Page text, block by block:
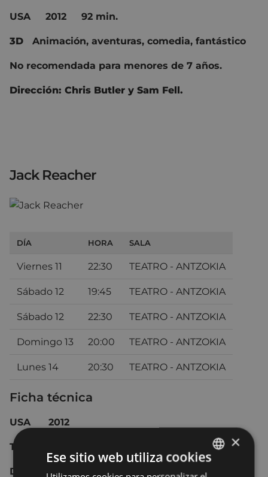
USA 2012 92 min.
3D Animación, aventuras, comedia, fantástico
No recomendada para menores de 7 años.
Dirección: Chris Butler y Sam Fell.
Jack Reacher
DÍA HORA SALA
Viernes 11 22:30 TEATRO - ANTZOKIA
Sábado 12 19:45 TEATRO - ANTZOKIA
Sábado 12 22:30 TEATRO - ANTZOKIA
Domingo 13 20:00 TEATRO - ANTZOKIA
Lunes 14 20:30 TEATRO - ANTZOKIA
Ficha técnica
USA 2012
Thriller
Dirección: Christopher McQuarrie. BASQUE
×
Ese sitio web utiliza cookies